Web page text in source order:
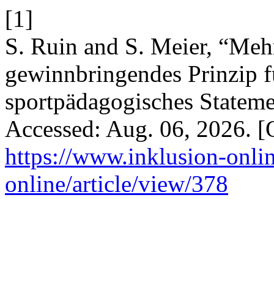
[1]
S. Ruin and S. Meier,
gewinnbringendes Prinzip
sportpädagogisches
Accessed: Aug. 06, 2026.
https://www.inklusion-
online/article/view/378